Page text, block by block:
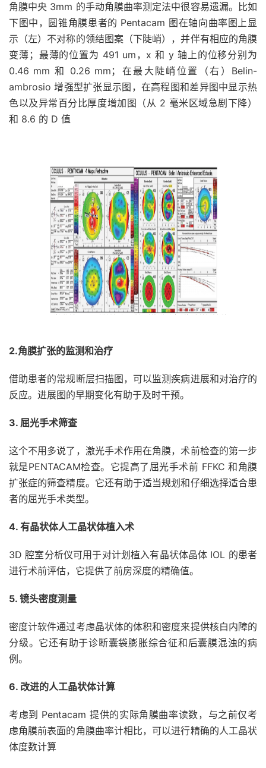
角膜中央 3mm 的手动角膜曲率测定法中很容易遗漏。比如
下图中，圆锥角膜患者的 Pentacam 图在轴向曲率图上显
示（左）不对称的领结图案（下陡峭），并伴有相应的角膜
变薄；最薄的位置为 491 um，x 和 y 轴上的位移分别为
0.46 mm 和 0.26 mm；在最大陡峭位置（右）Belin-
ambrosio 增强型扩张显示图，在高程图和差异图中显示热
色以及异常百分比厚度增加图（从 2 毫米区域急剧下降）
和 8.6 的 D 值
2.角膜扩张的监测和治疗
借助患者的常规断层扫描图，可以监测疾病进展和对治疗的
反应。进展图的早期变化有助于及时干预。
3. 屈光手术筛查
这个不用多说了，激光手术作用在角膜，术前检查的第一步
就是PENTACAM检查。它提高了屈光手术前 FFKC 和角膜
扩张症的筛查精度。它还有助于适当规划和仔细选择适合患
者的屈光手术类型。
4. 有晶状体人工晶状体植入术
3D 腔室分析仪可用于对计划植入有晶状体晶体 IOL 的患者
进行术前评估，它提供了前房深度的精确值。
5. 镜头密度测量
密度计软件通过考虑晶状体的体积和密度来提供核白内障的
分级。它还有助于诊断囊袋膨胀综合征和后囊膜混浊的病
例。
6. 改进的人工晶状体计算
考虑到 Pentacam 提供的实际角膜曲率读数，与之前仅考
虑角膜前表面的角膜曲率计相比，可以进行精确的人工晶状
体度数计算